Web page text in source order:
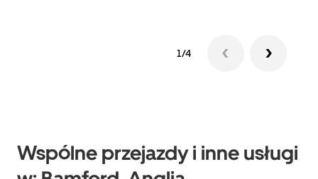
1/4
Wspólne przejazdy i inne usługi